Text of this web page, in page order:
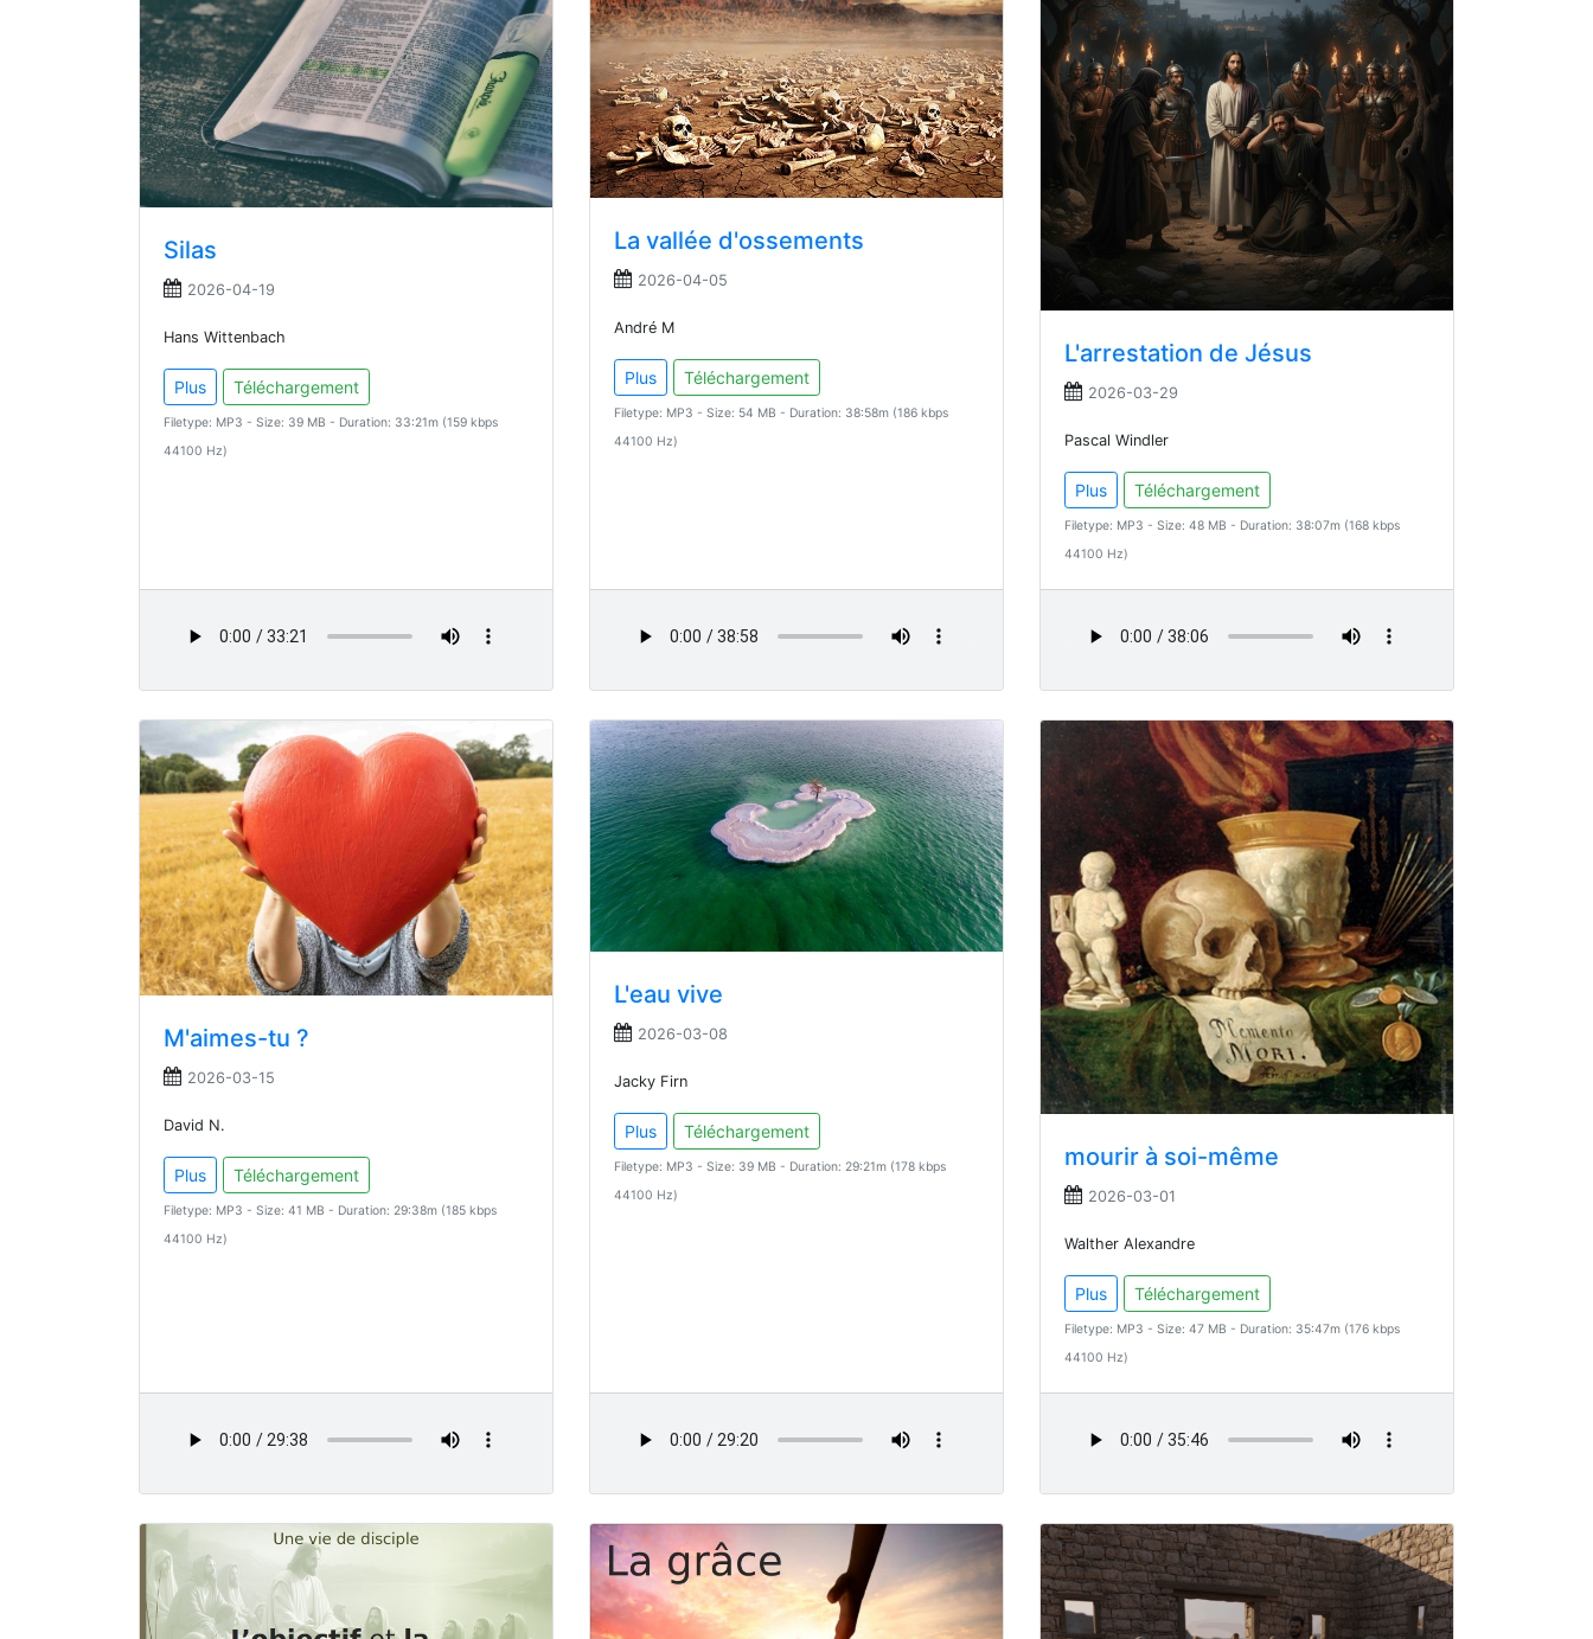
Silas
2026-04-19
Hans Wittenbach
Plus Téléchargement
Filetype: MP3 - Size: 39 MB - Duration: 33:21m (159 kbps
44100 Hz)
La vallée d'ossements
2026-04-05
André M
Plus Téléchargement
Filetype: MP3 - Size: 54 MB - Duration: 38:58m (186 kbps
44100 Hz)
L'arrestation de Jésus
2026-03-29
Pascal Windler
Plus Téléchargement
Filetype: MP3 - Size: 48 MB - Duration: 38:07m (168 kbps
44100 Hz)
M'aimes-tu ?
2026-03-15
David N.
Plus Téléchargement
Filetype: MP3 - Size: 41 MB - Duration: 29:38m (185 kbps
44100 Hz)
L'eau vive
2026-03-08
Jacky Firn
Plus Téléchargement
Filetype: MP3 - Size: 39 MB - Duration: 29:21m (178 kbps
44100 Hz)
mourir à soi-même
2026-03-01
Walther Alexandre
Plus Téléchargement
Filetype: MP3 - Size: 47 MB - Duration: 35:47m (176 kbps
44100 Hz)